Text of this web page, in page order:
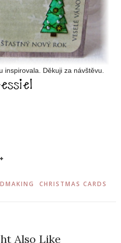
inspirovala. Děkuji za návštěvu.
CHRISTMAS CARDS
Also Like